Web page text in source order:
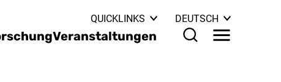
QUICKLINKS DEUTSCH : WEITERE
Veranstaltungen Menü